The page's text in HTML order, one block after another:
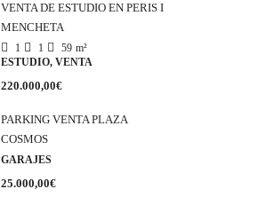
VENTA DE ESTUDIO EN PERIS I
MENCHETA
1 1 59 m²
ESTUDIO, VENTA
220.000,00€
PARKING VENTA PLAZA
COSMOS
GARAJES
25.000,00€